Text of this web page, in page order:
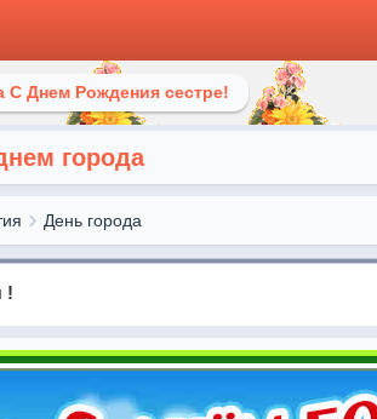
С Днем Рождения сестре!
города
День города
!